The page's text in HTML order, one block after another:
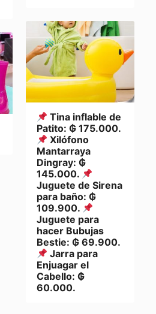
Tina inflable de
Patito: ₲ 175.000.
Xilófono
Mantarraya
Dingray: ₲
145.000.
Juguete de Sirena
para baño: ₲
109.900.
Juguete para
hacer Bubujas
Bestie: ₲ 69.900.
Jarra para
Enjuagar el
Cabello: ₲
60.000.